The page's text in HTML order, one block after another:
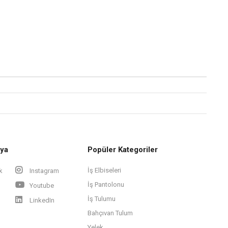
Instagram
Youtube
LinkedIn
Popüler Kategoriler
İş Elbiseleri
İş Pantolonu
İş Tulumu
Bahçıvan Tulum